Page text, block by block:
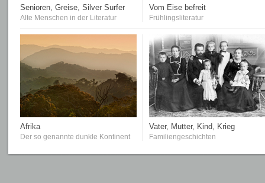
Senioren, Greise, Silver Surfer
Alte Menschen in der Literatur
Vom Eise befreit
Frühlingsliteratur
Afrika
Der so genannte dunkle Kontinent
Vater, Mutter, Kind, Krieg
Familiengeschichten